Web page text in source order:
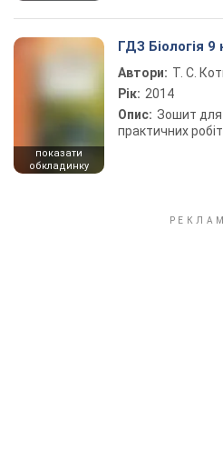
показати
обкладинку
ГДЗ Біологія 9
Автори: Т. С.
Рік: 2014
Опис: Зошит для
практичних робіт